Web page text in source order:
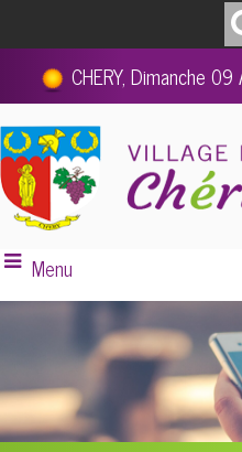
CHERY, Dimanche
Menu